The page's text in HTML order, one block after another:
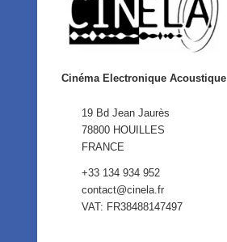
Cinéma Electronique Acoustique
19 Bd Jean Jaurès
78800 HOUILLES
FRANCE
+33 134 934 952
contact@cinela.fr
VAT: FR38488147497